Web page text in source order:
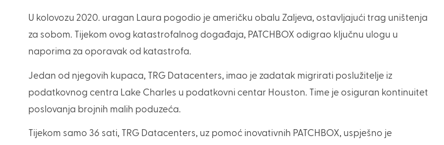
U kolovozu 2020. uragan Laura pogodio je američku obalu Zaljeva, ostavljajući trag uništenja
za sobom. Tijekom ovog katastrofalnog događaja, PATCHBOX odigrao ključnu ulogu u
naporima za oporavak od katastrofa.
Jedan od njegovih kupaca, TRG Datacenters, imao je zadatak migrirati poslužitelje iz
podatkovnog centra Lake Charles u podatkovni centar Houston. Time je osiguran kontinuitet
poslovanja brojnih malih poduzeća.
Tijekom samo 36 sati, TRG Datacenters, uz pomoć inovativnih PATCHBOX, uspješno je